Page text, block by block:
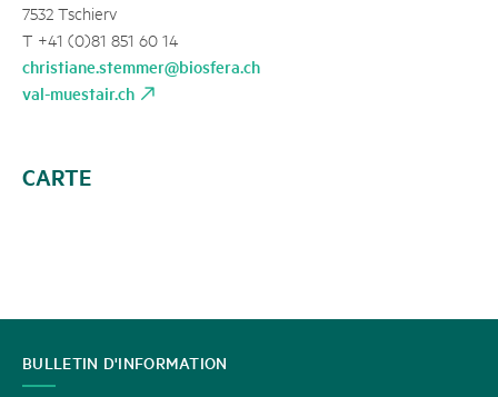
7532 Tschierv
T +41 (0)81 851 60 14
christiane.stemmer@biosfera.ch
val-muestair.ch
CARTE
CONTACT
BULLETIN D'INFORMATION